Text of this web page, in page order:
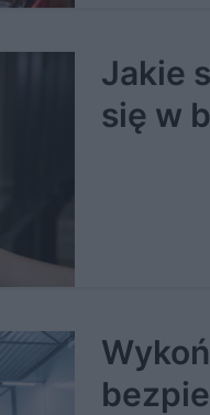
Jakie
się w